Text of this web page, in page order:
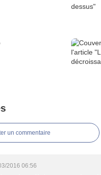
un commentaire
2016 06:56